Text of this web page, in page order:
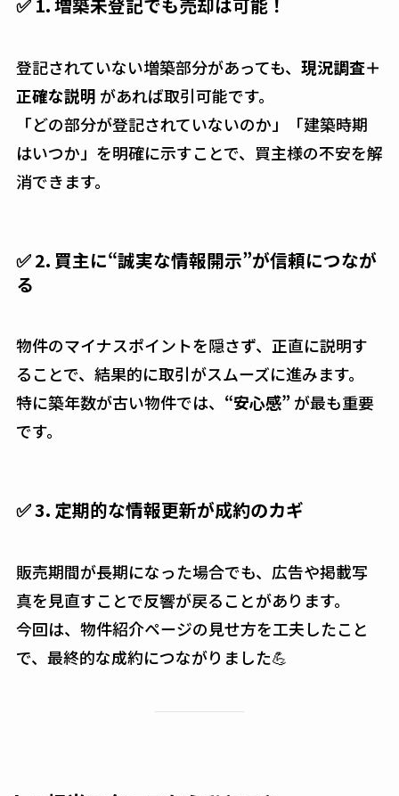
登記されていない増築部分があっても、 現況調査＋
正確な説明 があれば取引可能です。
「どの部分が登記されていないのか」「建築時期
はいつか」を明確に示すことで、買主様の不安を解
消できます。
✅ 2. 買主に“誠実な情報開示”が信頼につなが
る
物件のマイナスポイントを隠さず、正直に説明す
ることで、結果的に取引がスムーズに進みます。
特に築年数が古い物件では、 “安心感”が最も重要
です。
✅ 3. 定期的な情報更新が成約のカギ
販売期間が長期になった場合でも、広告や掲載写
真を見直すことで反響が戻ることがあります。
今回は、物件紹介ページの見せ方を工夫したこと
で、最終的な成約につながりました💪